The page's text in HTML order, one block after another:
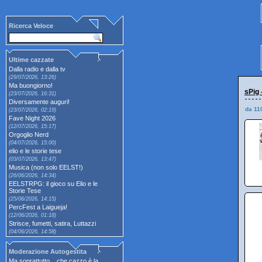
Ricerca Veloce
Ultime cazzate
Dalla radio e dalla tv
(29/07/2026, 13:26)
Ma buongiorno!
(23/07/2026, 16:31)
Diversamente auguri!
(23/07/2026, 02:19)
Fave Night 2026
(12/07/2026, 15:17)
Orgoglio Nerd
(04/07/2026, 15:00)
elio e le storie tese
(03/07/2026, 13:47)
Musica (non solo EELST!)
(26/06/2026, 14:34)
EELSTRPG: il gioco su Elio e le
Storie Tese
(25/06/2026, 14:15)
PercFest a Laigueja!
(12/06/2026, 01:18)
Strisce, fumetti, satira, Luttazzi
(04/06/2026, 14:58)
Moderazione Autogestita
sPig
da